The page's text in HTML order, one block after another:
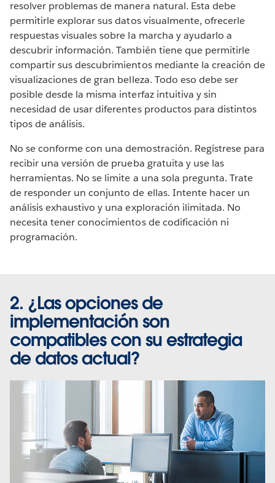
resolver problemas de manera natural. Esta debe
permitirle explorar sus datos visualmente, ofrecerle
respuestas visuales sobre la marcha y ayudarlo a
descubrir información. También tiene que permitirle
compartir sus descubrimientos mediante la creación de
visualizaciones de gran belleza. Todo eso debe ser
posible desde la misma interfaz intuitiva y sin
necesidad de usar diferentes productos para distintos
tipos de análisis.
No se conforme con una demostración. Regístrese para
recibir una versión de prueba gratuita y use las
herramientas. No se limite a una sola pregunta. Trate
de responder un conjunto de ellas. Intente hacer un
análisis exhaustivo y una exploración ilimitada. No
necesita tener conocimientos de codificación ni
programación.
2. ¿Las opciones de
implementación son
compatibles con su estrategia
de datos actual?